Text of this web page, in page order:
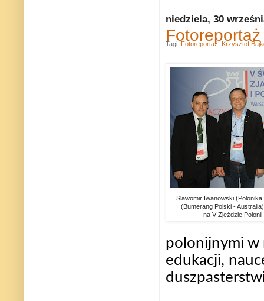
niedziela, 30
Slawomir Iwanowski
(Bumerang Polski -
na V Zjeździe
polonijnymi w
edukacji,
Tagi: Fotoreportaż Krzysztof